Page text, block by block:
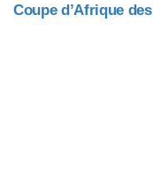
Coupe d’Afrique